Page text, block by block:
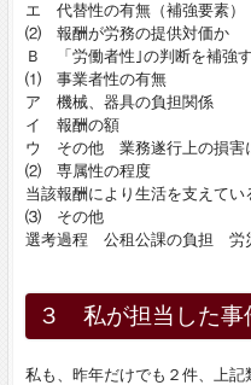
エ 代替性の有無（補強要素）
⑵ 報酬が労務の提供対価か
Ｂ 「労働者性｣の判断を補強
⑴ 事業者性の有無
ア 機械、器具の負担関係
イ 報酬の額
ウ その他 業務遂行上の損害
⑵ 専属性の程度
当該報酬により生活を支えて
⑶ その他
選考過程 公租公課の負担 労
３ 私が担当した事
私も、昨年だけでも２件、上記